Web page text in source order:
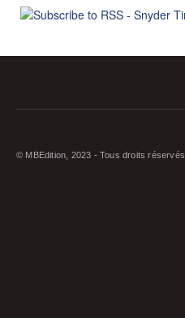
© MBEdition, 2023 - Tous droits réservés